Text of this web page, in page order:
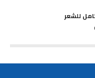
للشعر